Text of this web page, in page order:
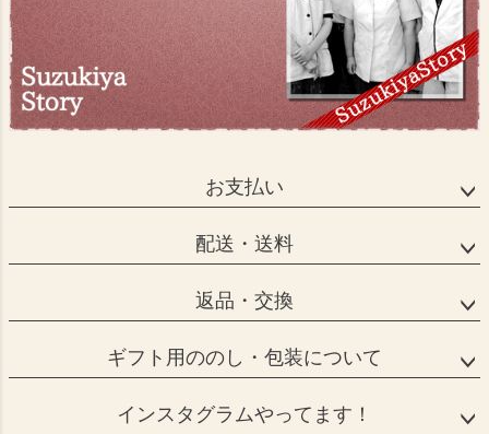
お支払い
配送・送料
返品・交換
ギフト用ののし・包装について
インスタグラムやってます！